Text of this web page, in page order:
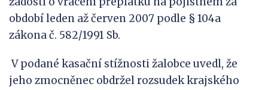
období leden až červen 2007 podle § 104a
zákona č. 582/1991 Sb.
V podané kasační stížnosti žalobce uvedl, že
jeho zmocněnec obdržel rozsudek krajského